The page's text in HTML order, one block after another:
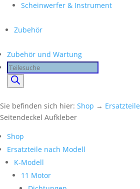
Scheinwerfer & Instrument
Zubehör
Zubehör und Wartung
Products
search
Sie befinden sich hier: Shop → Ersatzteile
Seitendeckel Aufkleber
Shop
Ersatzteile nach Modell
K-Modell
11 Motor